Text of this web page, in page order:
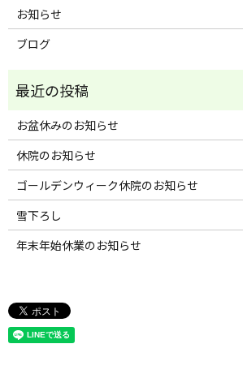
お知らせ
ブログ
お盆休みのお知らせ
休院のお知らせ
ゴールデンウィーク休院のお知らせ
雪下ろし
年末年始休業のお知らせ